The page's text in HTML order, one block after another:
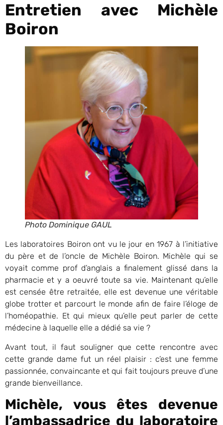
Entretien avec Michèle
Boiron
Photo Dominique GAUL
Les laboratoires Boiron ont vu le jour en 1967 à l’initiative
du père et de l’oncle de Michèle Boiron. Michèle qui se
voyait comme prof d’anglais a finalement glissé dans la
pharmacie et y a oeuvré toute sa vie. Maintenant qu’elle
est censée être retraitée, elle est devenue une véritable
globe trotter et parcourt le monde afin de faire l’éloge de
l’homéopathie. Et qui mieux qu’elle peut parler de cette
médecine à laquelle elle a dédié sa vie ?
Avant tout, il faut souligner que cette rencontre avec
cette grande dame fut un réel plaisir : c’est une femme
passionnée, convaincante et qui fait toujours preuve d’une
grande bienveillance.
Michèle, vous êtes devenue
l’ambassadrice du laboratoire